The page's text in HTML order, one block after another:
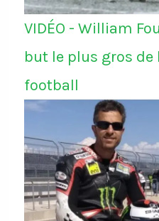
VIDÉO - William
but le plus gros de
football